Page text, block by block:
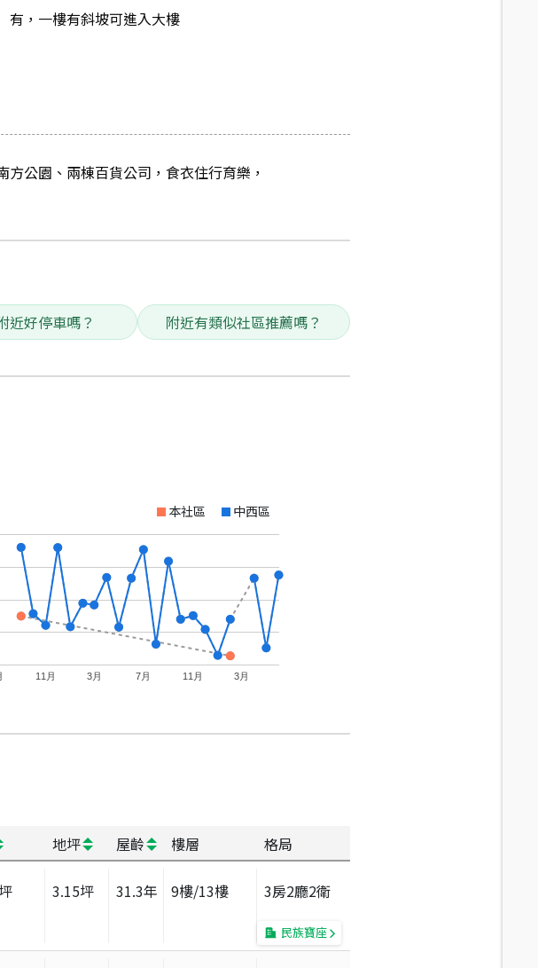
有，一樓有斜坡可進入大樓
公園、兩棟百貨公司，食衣住行育樂，
近好停車嗎？ 附近有類似社區推薦嗎？
本社區 中西區
11月 3月 7月 11月 3月
地坪 屋齡 樓層 格局
坪 3.15坪 31.3年 9樓/13樓 3房2廳2衛
民族寶座